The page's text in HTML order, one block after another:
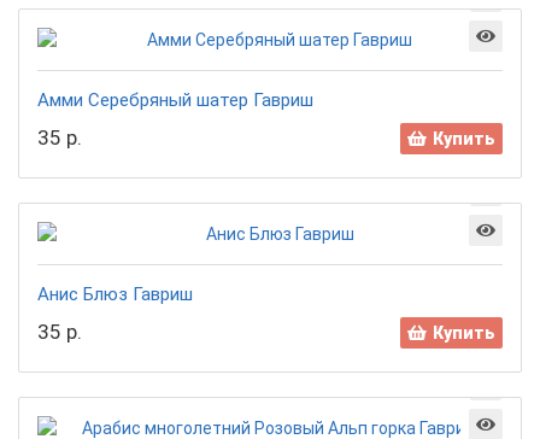
Амми Серебряный шатер Гавриш
35 р. Купить
Анис Блюз Гавриш
35 р. Купить